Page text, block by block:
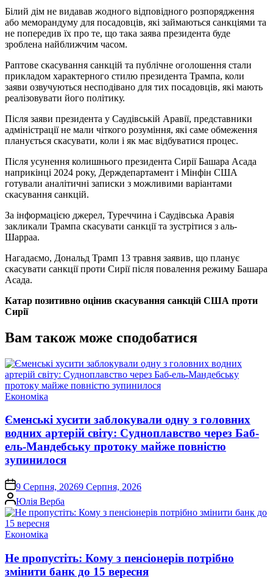
Білий дім не видавав жодного відповідного розпорядження
або меморандуму для посадовців, які займаються санкціями та
не попередив їх про те, що така заява президента буде
зроблена найближчим часом.
Раптове скасування санкцій та публічне оголошення стали
прикладом характерного стилю президента Трампа, коли
заяви озвучуються несподівано для тих посадовців, які мають
реалізовувати його політику.
Після заяви президента у Саудівській Аравії, представники
адміністрації не мали чіткого розуміння, які саме обмеження
планується скасувати, коли і як має відбуватися процес.
Після усунення колишнього президента Сирії Башара Асада
наприкінці 2024 року, Держдепартамент і Мінфін США
готували аналітичні записки з можливими варіантами
скасування санкцій.
За інформацією джерел, Туреччина і Саудівська Аравія
закликали Трампа скасувати санкції та зустрітися з аль-
Шарраа.
Нагадаємо, Дональд Трамп 13 травня заявив, що планує
скасувати санкції проти Сирії після повалення режиму Башара
Асада.
Катар позитивно оцінив скасування санкцій США проти
Сирії
Вам також може сподобатися
Опублікувати
Економіка
Єменські хусити заблокували одну з головних
водних артерій світу: Судноплавство через Баб-
ель-Мандебську протоку майже повністю
зупинилося
on9 Серпня, 20269 Серпня, 2026
Опубліковано
Юлія Верба
Опублікувати
Економіка
Не пропустіть: Кому з пенсіонерів потрібно
змінити банк до 15 вересня